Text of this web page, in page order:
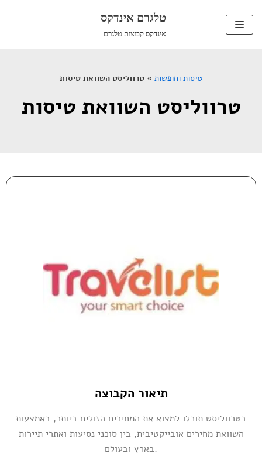
טלגרם אינדקס
אינדקס קבוצות טלגרם
טיסות וחופשות »טרווליסט השוואת טיסות
טרווליסט השוואת טיסות
תיאור הקבוצה
בטרווליסט תוכלו למצוא את המחירים הזולים ביותר, באמצעות
השוואת מחירים אובייקטיבית, בין סוכני נסיעות ואתרי תיירות
בארץ ובעולם.